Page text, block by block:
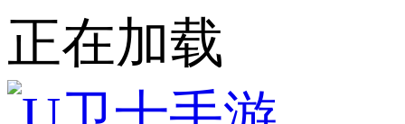
正在加载